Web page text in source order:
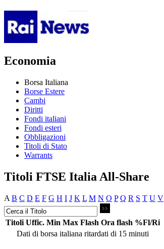
Economia
Borsa Italiana
Borse Estere
Cambi
Diritti
Fondi italiani
Fondi esteri
Obbligazioni
Titoli di Stato
Warrants
Titoli FTSE Italia All-Share
A B C D E F G H I J K L M N O P Q R S T U V
Titoli Uffic. Min Max Flash Ora flash %Fl/Ri
Dati di borsa italiana ritardati di 15 minuti